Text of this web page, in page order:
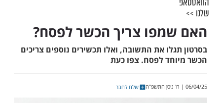
צריך הכשר לפסח?
את התשובה, ואלו תכשירים נוספים צריכים
לפסח. צפו כעת